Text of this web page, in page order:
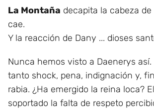
La Montaña decapita la cabeza
cae.
Y la reacción de Dany ... dioses
Nunca hemos visto a Daenerys así.
tanto shock, pena, indignación y,
rabia. ¿Ha emergido la reina loca?
soportado la falta de respeto